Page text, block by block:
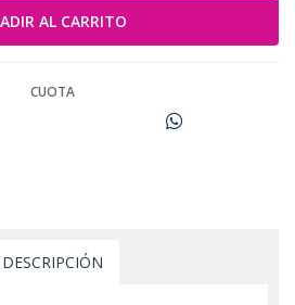
CUOTA
DESCRIPCIÓN